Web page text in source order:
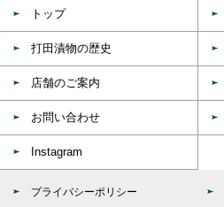
トップ
打田漬物の歴史
店舗のご案内
お問い合わせ
Instagram
プライバシーポリシー